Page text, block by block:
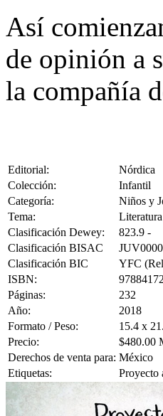
Así
de opinión a
la compañía
Editorial:
Nórdica
Colección:
Infantil
Categoría:
Niños y
Tema:
Clasificación Dewey:
823.9 -
Clasificación BISAC
Clasificación BIC
YFC
ISBN:
Páginas:
232
Año:
2018
Formato / Peso:
15.4 x
Precio:
$480.00
Derechos de venta para: México
Etiquetas:
Proyecto